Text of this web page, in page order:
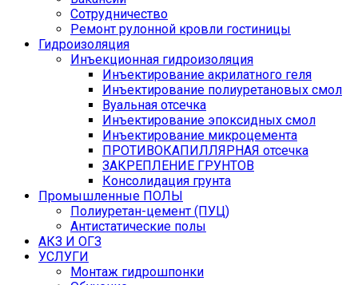
Сотрудничество
Ремонт рулонной кровли гостиницы
Гидроизоляция
Инъекционная гидроизоляция
Инъектирование акрилатного геля
Инъектирование полиуретановых смол
Вуальная отсечка
Инъектирование эпоксидных смол
Инъектирование микроцемента
ПРОТИВОКАПИЛЛЯРНАЯ отсечка
ЗАКРЕПЛЕНИЕ ГРУНТОВ
Консолидация грунта
Промышленные ПОЛЫ
Полиуретан-цемент (ПУЦ)
Антистатические полы
АКЗ И ОГЗ
УСЛУГИ
Монтаж гидрошпонки